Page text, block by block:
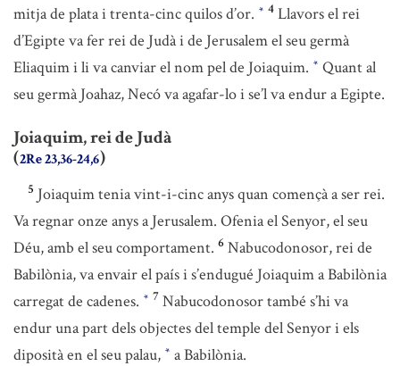
mitja de plata i trenta-cinc quilos d’or. * 4 Llavors el rei
d’Egipte va fer rei de Judà i de Jerusalem el seu germà
Eliaquim i li va canviar el nom pel de Joiaquim. * Quant al
seu germà Joahaz, Necó va agafar-lo i se’l va endur a Egipte.
Joiaquim, rei de Judà
(2Re 23,36-24,6)
5 Joiaquim tenia vint-i-cinc anys quan començà a ser rei.
Va regnar onze anys a Jerusalem. Ofenia el Senyor, el seu
Déu, amb el seu comportament. 6 Nabucodonosor, rei de
Babilònia, va envair el país i s’endugué Joiaquim a Babilònia
carregat de cadenes. * 7 Nabucodonosor també s’hi va
endur una part dels objectes del temple del Senyor i els
diposità en el seu palau, * a Babilònia.